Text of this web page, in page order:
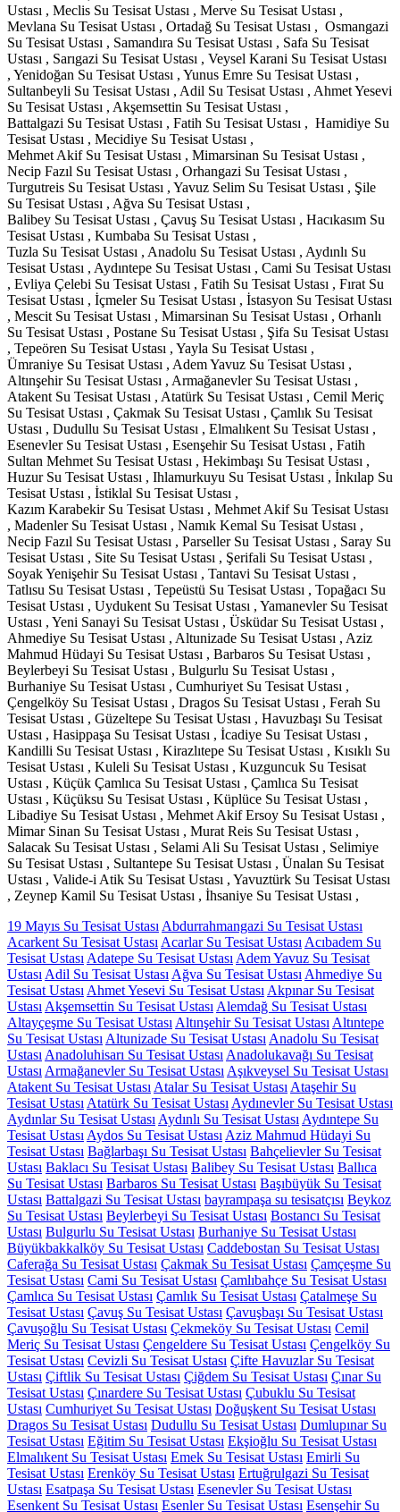
Ustası , Meclis Su Tesisat Ustası , Merve Su Tesisat Ustası ,
Mevlana Su Tesisat Ustası , Ortadağ Su Tesisat Ustası , Osmangazi
Su Tesisat Ustası , Samandıra Su Tesisat Ustası , Safa Su Tesisat
Ustası , Sarıgazi Su Tesisat Ustası , Veysel Karani Su Tesisat Ustası
, Yenidoğan Su Tesisat Ustası , Yunus Emre Su Tesisat Ustası ,
Sultanbeyli Su Tesisat Ustası , Adil Su Tesisat Ustası , Ahmet Yesevi
Su Tesisat Ustası , Akşemsettin Su Tesisat Ustası ,
Battalgazi Su Tesisat Ustası , Fatih Su Tesisat Ustası , Hamidiye Su
Tesisat Ustası , Mecidiye Su Tesisat Ustası ,
Mehmet Akif Su Tesisat Ustası , Mimarsinan Su Tesisat Ustası ,
Necip Fazıl Su Tesisat Ustası , Orhangazi Su Tesisat Ustası ,
Turgutreis Su Tesisat Ustası , Yavuz Selim Su Tesisat Ustası , Şile
Su Tesisat Ustası , Ağva Su Tesisat Ustası ,
Balibey Su Tesisat Ustası , Çavuş Su Tesisat Ustası , Hacıkasım Su
Tesisat Ustası , Kumbaba Su Tesisat Ustası ,
Tuzla Su Tesisat Ustası , Anadolu Su Tesisat Ustası , Aydınlı Su
Tesisat Ustası , Aydıntepe Su Tesisat Ustası , Cami Su Tesisat Ustası
, Evliya Çelebi Su Tesisat Ustası , Fatih Su Tesisat Ustası , Fırat Su
Tesisat Ustası , İçmeler Su Tesisat Ustası , İstasyon Su Tesisat Ustası
, Mescit Su Tesisat Ustası , Mimarsinan Su Tesisat Ustası , Orhanlı
Su Tesisat Ustası , Postane Su Tesisat Ustası , Şifa Su Tesisat Ustası
, Tepeören Su Tesisat Ustası , Yayla Su Tesisat Ustası ,
Ümraniye Su Tesisat Ustası , Adem Yavuz Su Tesisat Ustası ,
Altınşehir Su Tesisat Ustası , Armağanevler Su Tesisat Ustası ,
Atakent Su Tesisat Ustası , Atatürk Su Tesisat Ustası , Cemil Meriç
Su Tesisat Ustası , Çakmak Su Tesisat Ustası , Çamlık Su Tesisat
Ustası , Dudullu Su Tesisat Ustası , Elmalıkent Su Tesisat Ustası ,
Esenevler Su Tesisat Ustası , Esenşehir Su Tesisat Ustası , Fatih
Sultan Mehmet Su Tesisat Ustası , Hekimbaşı Su Tesisat Ustası ,
Huzur Su Tesisat Ustası , Ihlamurkuyu Su Tesisat Ustası , İnkılap Su
Tesisat Ustası , İstiklal Su Tesisat Ustası ,
Kazım Karabekir Su Tesisat Ustası , Mehmet Akif Su Tesisat Ustası
, Madenler Su Tesisat Ustası , Namık Kemal Su Tesisat Ustası ,
Necip Fazıl Su Tesisat Ustası , Parseller Su Tesisat Ustası , Saray Su
Tesisat Ustası , Site Su Tesisat Ustası , Şerifali Su Tesisat Ustası ,
Soyak Yenişehir Su Tesisat Ustası , Tantavi Su Tesisat Ustası ,
Tatlısu Su Tesisat Ustası , Tepeüstü Su Tesisat Ustası , Topağacı Su
Tesisat Ustası , Uydukent Su Tesisat Ustası , Yamanevler Su Tesisat
Ustası , Yeni Sanayi Su Tesisat Ustası , Üsküdar Su Tesisat Ustası ,
Ahmediye Su Tesisat Ustası , Altunizade Su Tesisat Ustası , Aziz
Mahmud Hüdayi Su Tesisat Ustası , Barbaros Su Tesisat Ustası ,
Beylerbeyi Su Tesisat Ustası , Bulgurlu Su Tesisat Ustası ,
Burhaniye Su Tesisat Ustası , Cumhuriyet Su Tesisat Ustası ,
Çengelköy Su Tesisat Ustası , Dragos Su Tesisat Ustası , Ferah Su
Tesisat Ustası , Güzeltepe Su Tesisat Ustası , Havuzbaşı Su Tesisat
Ustası , Hasippaşa Su Tesisat Ustası , İcadiye Su Tesisat Ustası ,
Kandilli Su Tesisat Ustası , Kirazlıtepe Su Tesisat Ustası , Kısıklı Su
Tesisat Ustası , Kuleli Su Tesisat Ustası , Kuzguncuk Su Tesisat
Ustası , Küçük Çamlıca Su Tesisat Ustası , Çamlıca Su Tesisat
Ustası , Küçüksu Su Tesisat Ustası , Küplüce Su Tesisat Ustası ,
Libadiye Su Tesisat Ustası , Mehmet Akif Ersoy Su Tesisat Ustası ,
Mimar Sinan Su Tesisat Ustası , Murat Reis Su Tesisat Ustası ,
Salacak Su Tesisat Ustası , Selami Ali Su Tesisat Ustası , Selimiye
Su Tesisat Ustası , Sultantepe Su Tesisat Ustası , Ünalan Su Tesisat
Ustası , Valide-i Atik Su Tesisat Ustası , Yavuztürk Su Tesisat Ustası
, Zeynep Kamil Su Tesisat Ustası , İhsaniye Su Tesisat Ustası ,
19 Mayıs Su Tesisat Ustası Abdurrahmangazi Su Tesisat Ustası
Acarkent Su Tesisat Ustası Acarlar Su Tesisat Ustası Acıbadem Su
Tesisat Ustası Adatepe Su Tesisat Ustası Adem Yavuz Su Tesisat
Ustası Adil Su Tesisat Ustası Ağva Su Tesisat Ustası Ahmediye Su
Tesisat Ustası Ahmet Yesevi Su Tesisat Ustası Akpınar Su Tesisat
Ustası Akşemsettin Su Tesisat Ustası Alemdağ Su Tesisat Ustası
Altayçeşme Su Tesisat Ustası Altınşehir Su Tesisat Ustası Altıntepe
Su Tesisat Ustası Altunizade Su Tesisat Ustası Anadolu Su Tesisat
Ustası Anadoluhisarı Su Tesisat Ustası Anadolukavağı Su Tesisat
Ustası Armağanevler Su Tesisat Ustası Aşıkveysel Su Tesisat Ustası
Atakent Su Tesisat Ustası Atalar Su Tesisat Ustası Ataşehir Su
Tesisat Ustası Atatürk Su Tesisat Ustası Aydınevler Su Tesisat Ustası
Aydınlar Su Tesisat Ustası Aydınlı Su Tesisat Ustası Aydıntepe Su
Tesisat Ustası Aydos Su Tesisat Ustası Aziz Mahmud Hüdayi Su
Tesisat Ustası Bağlarbaşı Su Tesisat Ustası Bahçelievler Su Tesisat
Ustası Baklacı Su Tesisat Ustası Balibey Su Tesisat Ustası Ballıca
Su Tesisat Ustası Barbaros Su Tesisat Ustası Başıbüyük Su Tesisat
Ustası Battalgazi Su Tesisat Ustası bayrampaşa su tesisatçısı Beykoz
Su Tesisat Ustası Beylerbeyi Su Tesisat Ustası Bostancı Su Tesisat
Ustası Bulgurlu Su Tesisat Ustası Burhaniye Su Tesisat Ustası
Büyükbakkalköy Su Tesisat Ustası Caddebostan Su Tesisat Ustası
Caferağa Su Tesisat Ustası Çakmak Su Tesisat Ustası Çamçeşme Su
Tesisat Ustası Cami Su Tesisat Ustası Çamlıbahçe Su Tesisat Ustası
Çamlıca Su Tesisat Ustası Çamlık Su Tesisat Ustası Çatalmeşe Su
Tesisat Ustası Çavuş Su Tesisat Ustası Çavuşbaşı Su Tesisat Ustası
Çavuşoğlu Su Tesisat Ustası Çekmeköy Su Tesisat Ustası Cemil
Meriç Su Tesisat Ustası Çengeldere Su Tesisat Ustası Çengelköy Su
Tesisat Ustası Cevizli Su Tesisat Ustası Çifte Havuzlar Su Tesisat
Ustası Çiftlik Su Tesisat Ustası Çiğdem Su Tesisat Ustası Çınar Su
Tesisat Ustası Çınardere Su Tesisat Ustası Çubuklu Su Tesisat
Ustası Cumhuriyet Su Tesisat Ustası Doğuşkent Su Tesisat Ustası
Dragos Su Tesisat Ustası Dudullu Su Tesisat Ustası Dumlupınar Su
Tesisat Ustası Eğitim Su Tesisat Ustası Ekşioğlu Su Tesisat Ustası
Elmalıkent Su Tesisat Ustası Emek Su Tesisat Ustası Emirli Su
Tesisat Ustası Erenköy Su Tesisat Ustası Ertuğrulgazi Su Tesisat
Ustası Esatpaşa Su Tesisat Ustası Esenevler Su Tesisat Ustası
Esenkent Su Tesisat Ustası Esenler Su Tesisat Ustası Esenşehir Su